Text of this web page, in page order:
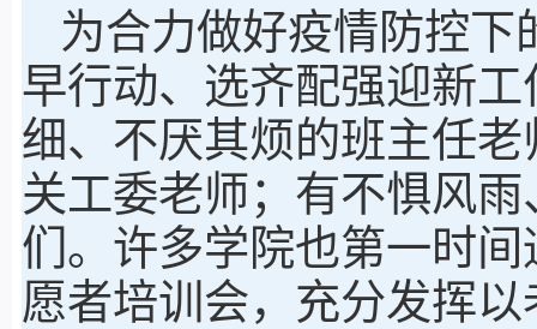
为合力做好疫情防控
早行动、选齐配强迎新
细、不厌其烦的班主任
关工委老师；有不惧风
们。许多学院也第一时
愿者培训会，充分发挥